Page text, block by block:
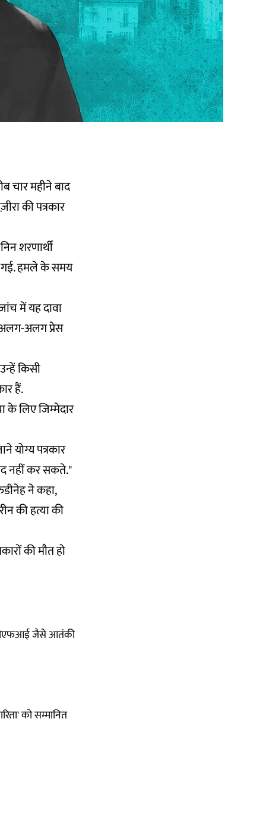
चार महीने बाद
की पत्रकार
शरणार्थी
गई. हमले के समय
में यह दावा
अलग-अलग प्रेस
किसी
हैं.
के लिए जिम्मेदार
योग्य पत्रकार
नहीं कर सकते."
ने कहा,
की हत्या की
की मौत हो
पीएफआई जैसे आतंकी
को सम्मानित